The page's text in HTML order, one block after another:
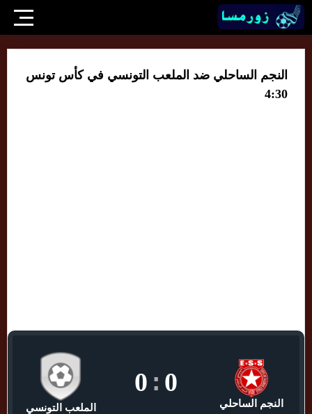
النجم الساحلي ضد الملعب التونسي في كأس تونس
4:30
النجم الساحلي
0
:
0
الملعب التونسي